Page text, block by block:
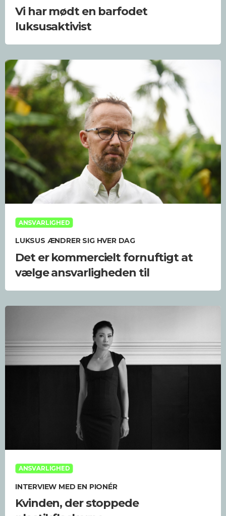
Vi har mødt en barfodet
luksusaktivist
ANSVARLIGHED
LUKSUS ÆNDRER SIG HVER DAG
Det er kommercielt fornuftigt at
vælge ansvarligheden til
ANSVARLIGHED
INTERVIEW MED EN PIONÉR
Kvinden, der stoppede